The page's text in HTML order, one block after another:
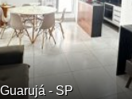
- SP